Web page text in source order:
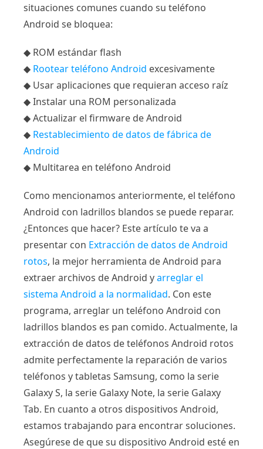
situaciones comunes cuando su teléfono
Android se bloquea:
◆ ROM estándar flash
◆ Rootear teléfono Android excesivamente
◆ Usar aplicaciones que requieran acceso raíz
◆ Instalar una ROM personalizada
◆ Actualizar el firmware de Android
◆ Restablecimiento de datos de fábrica de
Android
◆ Multitarea en teléfono Android
Como mencionamos anteriormente, el teléfono
Android con ladrillos blandos se puede reparar.
¿Entonces que hacer? Este artículo te va a
presentar con Extracción de datos de Android
rotos, la mejor herramienta de Android para
extraer archivos de Android yarreglar el
sistema Android a la normalidad. Con este
programa, arreglar un teléfono Android con
ladrillos blandos es pan comido. Actualmente, la
extracción de datos de teléfonos Android rotos
admite perfectamente la reparación de varios
teléfonos y tabletas Samsung, como la serie
Galaxy S, la serie Galaxy Note, la serie Galaxy
Tab. En cuanto a otros dispositivos Android,
estamos trabajando para encontrar soluciones.
Asegúrese de que su dispositivo Android esté en